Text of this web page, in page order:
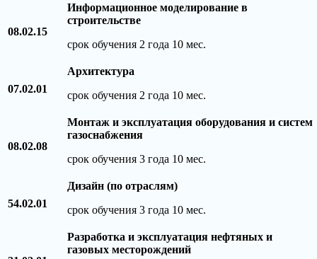
08.02.15
Информационное моделирование в
строительстве
срок обучения 2 года 10 мес.
07.02.01
Архитектура
срок обучения 2 года 10 мес.
08.02.08
Монтаж и эксплуатация оборудования и систем
газоснабжения
срок обучения 3 года 10 мес.
54.02.01
Дизайн (по отраслям)
срок обучения 3 года 10 мес.
Разработка и эксплуатация нефтяных и
газовых месторождений